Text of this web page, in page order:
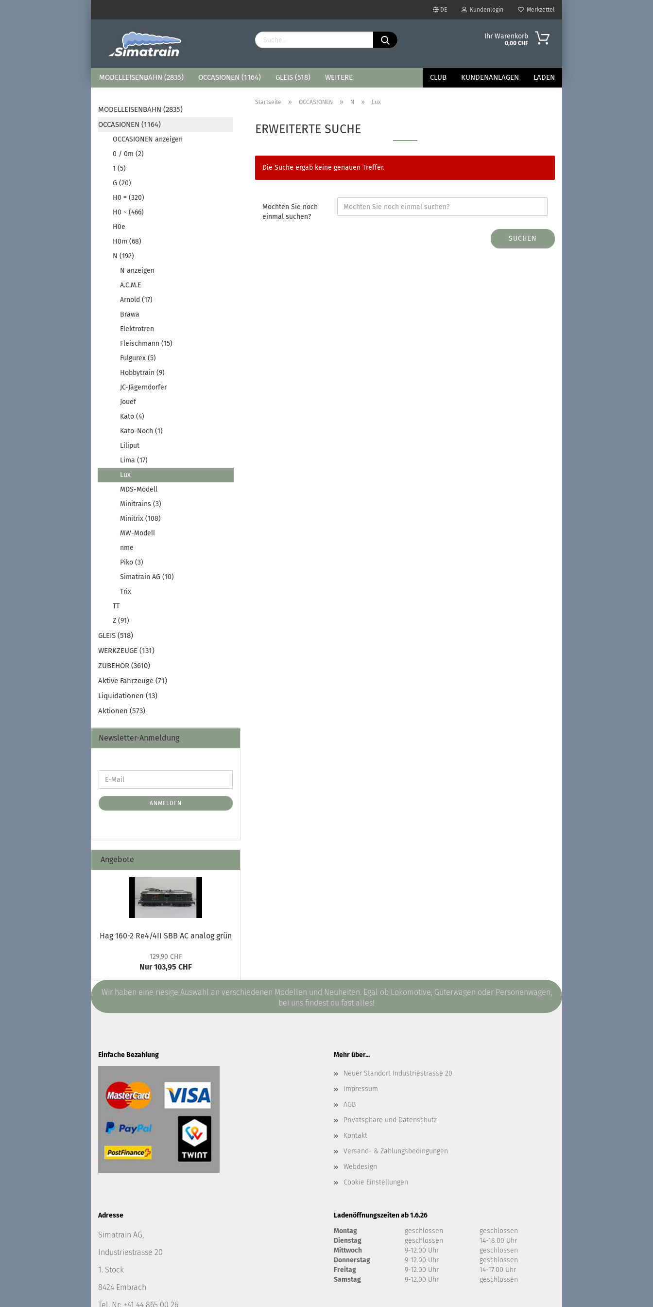
DE
Sprache auswählen
Kundenlogin Merkzettel
Ihr Warenkorb
0,00 CHF
MODELLEISENBAHN (2835) OCCASIONEN (1164) GLEIS (518) CLUB KUNDENANLAGEN LADEN
WEITERE
Startseite » OCCASIONEN » N » Lux
ERWEITERTE SUCHE
Die Suche ergab keine genauen Treffer.
Möchten Sie noch
einmal suchen?
SUCHEN
MODELLEISENBAHN (2835)
OCCASIONEN (1164)
OCCASIONEN anzeigen
0 / 0m (2)
1 (5)
G (20)
H0 = (320)
H0 ~ (466)
H0e
H0m (68)
N (192)
N anzeigen
A.C.M.E
Arnold (17)
Brawa
Elektrotren
Fleischmann (15)
Fulgurex (5)
Hobbytrain (9)
JC-Jägerndorfer
Jouef
Kato (4)
Kato-Noch (1)
Liliput
Lima (17)
Lux
MDS-Modell
Minitrains (3)
Minitrix (108)
MW-Modell
nme
Piko (3)
Simatrain AG (10)
Trix
TT
Z (91)
GLEIS (518)
WERKZEUGE (131)
ZUBEHÖR (3610)
Aktive Fahrzeuge (71)
Liquidationen (13)
Aktionen (573)
Newsletter-Anmeldung
ANMELDEN
Angebote
Hag 160-2 Re4/4II SBB AC analog grün
129,90 CHF
Nur 103,95 CHF
Wir haben eine riesige Auswahl an verschiedenen Modellen und Neuheiten. Egal ob Lokomotive, Güterwagen oder Personenwagen,
bei uns findest du fast alles!
Einfache Bezahlung Mehr über...
Neuer Standort Industriestrasse 20
Impressum
AGB
Privatsphäre und Datenschutz
Kontakt
Versand- & Zahlungsbedingungen
Webdesign
Cookie Einstellungen
Adresse
Simatrain AG,
Industriestrasse 20
1. Stock
8424 Embrach
Tel. Nr: +41 44 865 00 26
Ladenöffnungszeiten ab 1.6.26
Montag
geschlossen
geschlossen
Dienstag
geschlossen
14-18.00 Uhr
Mittwoch
9-12.00 Uhr
geschlossen
Donnerstag
9-12.00 Uhr
geschlossen
Freitag
9-12.00 Uhr
14-17.00 Uhr
Samstag
9-12.00 Uhr geschlossen